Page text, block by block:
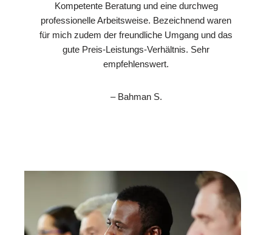
Kompetente Beratung und eine durchweg
professionelle Arbeitsweise. Bezeichnend waren
für mich zudem der freundliche Umgang und das
gute Preis-Leistungs-Verhältnis. Sehr
empfehlenswert.
– Bahman S.